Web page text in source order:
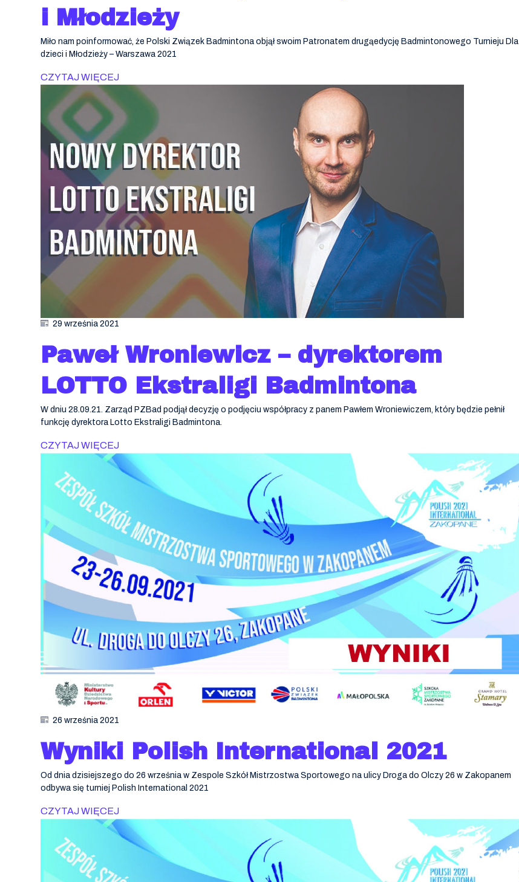
i Młodzieży
Miło nam poinformować, że Polski Związek Badmintona objął swoim Patronatem drugąedycję Badmintonowego Turnieju Dla
dzieci i Młodzieży – Warszawa 2021
CZYTAJ WIĘCEJ
29 września 2021
Paweł Wroniewicz – dyrektorem
LOTTO Ekstraligi Badmintona
W dniu 28.09.21. Zarząd PZBad podjął decyzję o podjęciu współpracy z panem Pawłem Wroniewiczem, który będzie pełnił
funkcję dyrektora Lotto Ekstraligi Badmintona.
CZYTAJ WIĘCEJ
26 września 2021
Wyniki Polish International 2021
Od dnia dzisiejszego do 26 września w Zespole Szkół Mistrzostwa Sportowego na ulicy Droga do Olczy 26 w Zakopanem
odbywa się turniej Polish International 2021
CZYTAJ WIĘCEJ